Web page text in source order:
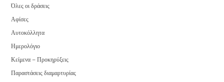
Όλες οι δράσεις
Αφίσες
Αυτοκόλλητα
Ημερολόγιο
Κείμενα – Προκηρύξεις
Παραστάσεις διαμαρτυρίας